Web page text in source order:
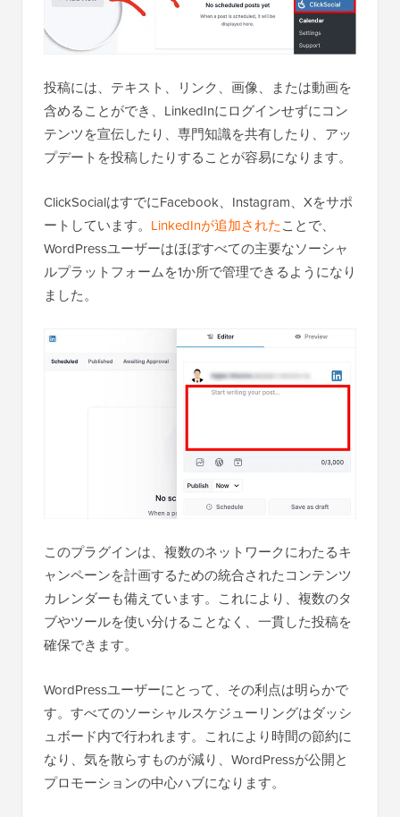
投稿には、テキスト、リンク、画像、または動画を
含めることができ、LinkedInにログインせずにコン
テンツを宣伝したり、専門知識を共有したり、アッ
プデートを投稿したりすることが容易になります。
ClickSocialはすでにFacebook、Instagram、Xをサポ
ートしています。 LinkedInが追加されたことで、
WordPressユーザーはほぼすべての主要なソーシャ
ルプラットフォームを1か所で管理できるようになり
ました。
このプラグインは、複数のネットワークにわたるキ
ャンペーンを計画するための統合されたコンテンツ
カレンダーも備えています。これにより、複数のタ
ブやツールを使い分けることなく、一貫した投稿を
確保できます。
WordPressユーザーにとって、その利点は明らかで
す。すべてのソーシャルスケジューリングはダッシ
ュボード内で行われます。これにより時間の節約に
なり、気を散らすものが減り、WordPressが公開と
プロモーションの中心ハブになります。